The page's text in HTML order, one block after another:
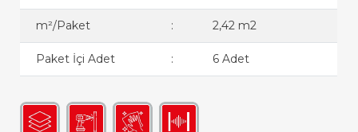
m²/Paket : 2,42 m2
Paket İçi Adet : 6 Adet